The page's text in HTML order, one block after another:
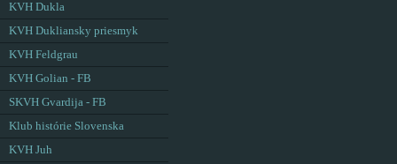
KVH Dukla
KVH Dukliansky priesmyk
KVH Feldgrau
KVH Golian - FB
SKVH Gvardija - FB
Klub histórie Slovenska
KVH Juh